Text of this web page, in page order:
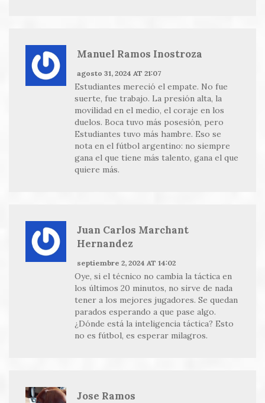
Manuel Ramos Inostroza
agosto 31, 2024 AT 21:07
Estudiantes mereció el empate. No fue
suerte, fue trabajo. La presión alta, la
movilidad en el medio, el coraje en los
duelos. Boca tuvo más posesión, pero
Estudiantes tuvo más hambre. Eso se
nota en el fútbol argentino: no siempre
gana el que tiene más talento, gana el que
quiere más.
Juan Carlos Marchant
Hernandez
septiembre 2, 2024 AT 14:02
Oye, si el técnico no cambia la táctica en
los últimos 20 minutos, no sirve de nada
tener a los mejores jugadores. Se quedan
parados esperando a que pase algo.
¿Dónde está la inteligencia táctica? Esto
no es fútbol, es esperar milagros.
Jose Ramos